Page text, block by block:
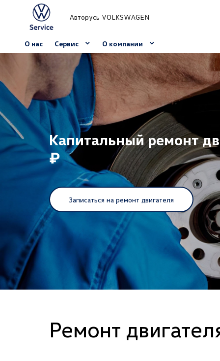
Авторусь VOLKSWAGEN
О нас Сервис О компании
Капитальный ремонт
₽
Записаться на ремонт двигателя
Ремонт